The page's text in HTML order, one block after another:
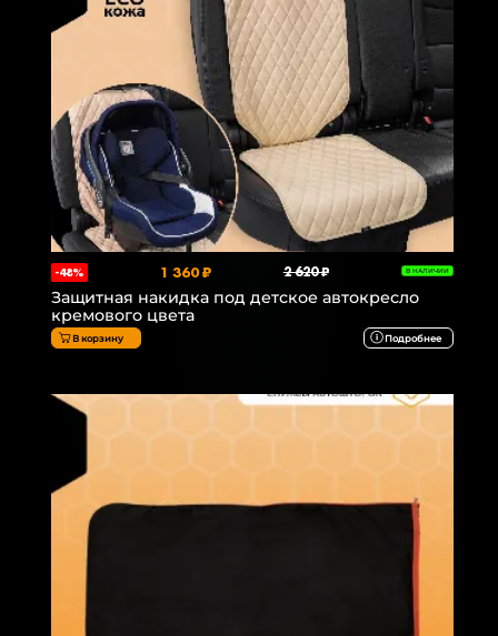
-48% 1 360 ₽ 2 620 ₽ В НАЛИЧИИ
Защитная накидка под детское автокресло
кремового цвета
В корзину Подробнее